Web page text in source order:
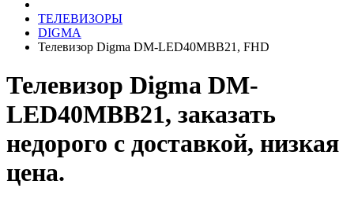
ТЕЛЕВИЗОРЫ
DIGMA
Телевизор Digma DM-LED40MBB21, FHD
Телевизор Digma DM-
LED40MBB21, заказать
недорого с доставкой, низкая
цена.